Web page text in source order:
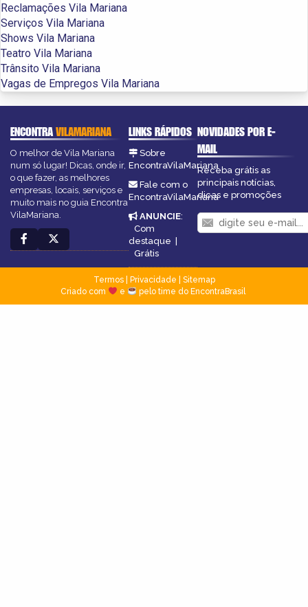
Reclamações Vila Mariana
Serviços Vila Mariana
Shows Vila Mariana
Teatro Vila Mariana
Trânsito Vila Mariana
Vagas de Empregos Vila Mariana
ENCONTRAVILAMARIANA
O melhor de Vila Mariana
num só lugar! Dicas, onde ir,
o que fazer, as melhores
empresas, locais, serviços e
muito mais no guia Encontra
VilaMariana.
LINKS RÁPIDOS
Sobre
EncontraVilaMariana
Fale com o
EncontraVilaMariana
ANUNCIE:
Com
destaque |
Grátis
NOVIDADES POR E-
MAIL
Receba grátis as
principais notícias,
dicas e promoções
Termos| Privacidade
Sitemap
Criado com
e pelo time do EncontraBrasil